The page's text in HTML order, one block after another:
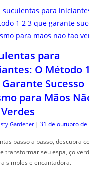
para
O Método
Sucesso
para Mãos
Gardener | 31 de outubro de
passo a passo, descubra
transformar seu espa, ço
simples e encantadora.